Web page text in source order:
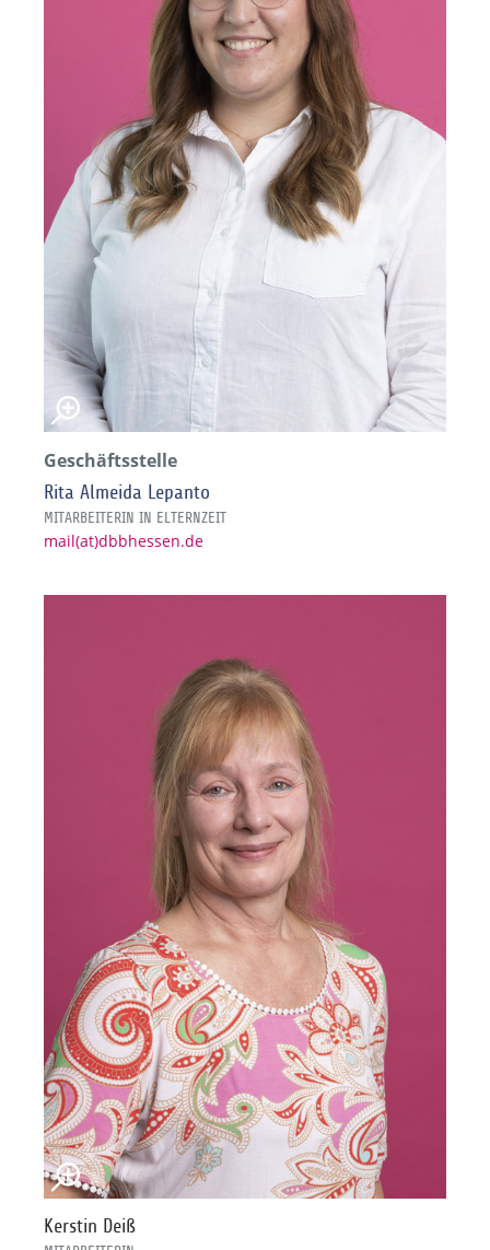
Geschäftsstelle
Rita Almeida Lepanto
MITARBEITERIN IN ELTERNZEIT
mail(at)dbbhessen.de
Kerstin Deiß